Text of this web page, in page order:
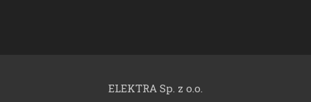
ELEKTRA Sp. z o.o.